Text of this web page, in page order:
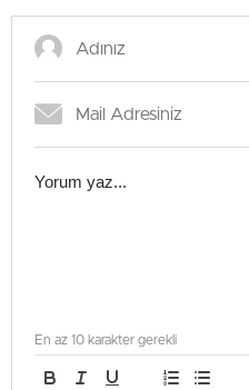
En az 10 karakter gerekli